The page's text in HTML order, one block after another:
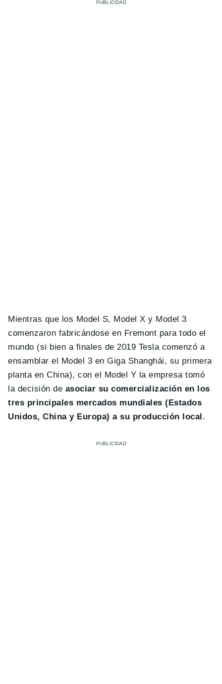
Mientras que los Model S, Model X y Model 3
comenzaron fabricándose en Fremont para todo el
mundo (si bien a finales de 2019 Tesla comenzó a
ensamblar el Model 3 en Giga Shanghái, su primera
planta en China), con el Model Y la empresa tomó
la decisión de asociar su comercialización en los
tres principales mercados mundiales (Estados
Unidos, China y Europa) a su producción local .